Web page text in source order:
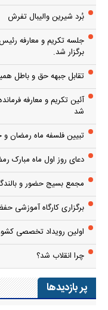
بُرد شیرین والیبال تفرش
جلسه تکریم و معارفه
برگزار شد.
تقابل جبهه حق و باطل
آئین تکریم و معارفه
شد
تبیین فلسفه ماه رمضان و
دعای روز اول ماه مبارک
مجمع بسیج حضور و
برگزاری کارگاه آموزشی
اولین رویداد تخصصی
چرا انقلاب شد؟
پر بازدیدها